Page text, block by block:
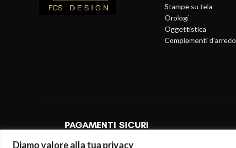
Diamo valore alla tua privacy
Stampe su tela
Orologi
Oggettistica
Complementi d'arredo
PAGAMENTI SICURI